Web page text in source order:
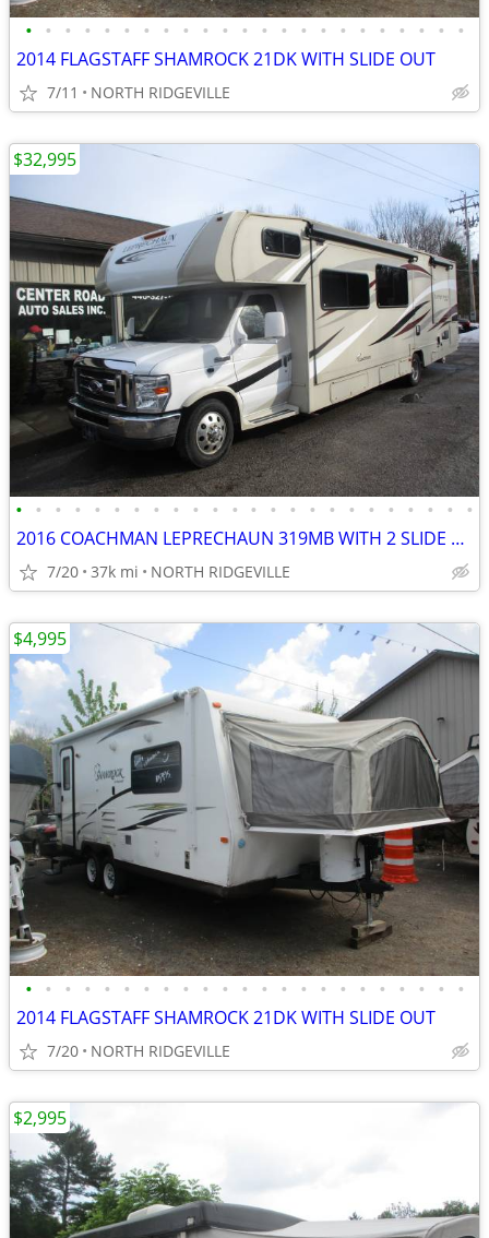
• • • • • • • • • • • • • • • • • • • • • • •
2014 FLAGSTAFF SHAMROCK 21DK WITH SLIDE OUT
7/11 NORTH RIDGEVILLE
• • • • • • • • • • • • • • • • • • • • • • • •
2016 COACHMAN LEPRECHAUN 319MB WITH 2 SLIDE OUTS
7/20 37k mi NORTH RIDGEVILLE
$32,995
• • • • • • • • • • • • • • • • • • • • • • •
2014 FLAGSTAFF SHAMROCK 21DK WITH SLIDE OUT
7/20 NORTH RIDGEVILLE
$4,995
$2,995